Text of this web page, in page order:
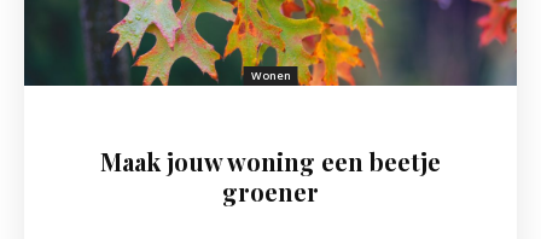
Wonen
Maak jouw woning een beetje
groener